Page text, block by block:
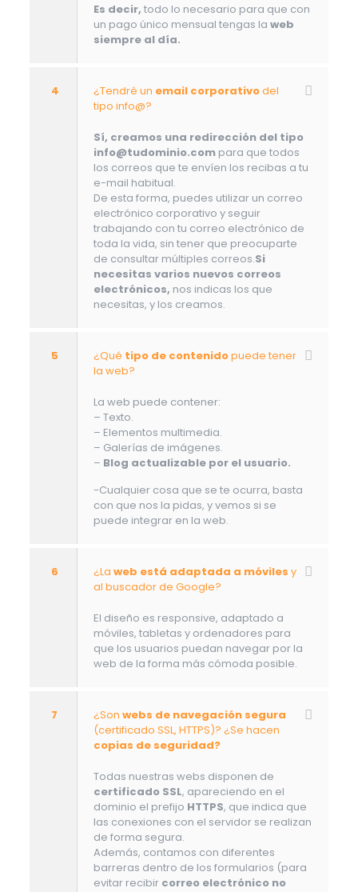
Es decir, todo lo necesario para que con
un pago único mensual tengas la web
siempre al día.
4 ¿Tendré un email corporativodel
tipo info@?
Sí, creamos una redirección del tipo
info@tudominio.compara que todos
los correos que te envíen los recibas a tu
e-mail habitual.
De esta forma, puedes utilizar un correo
electrónico corporativo y seguir
trabajando con tu correo electrónico de
toda la vida, sin tener que preocuparte
de consultar múltiples correos.Si
necesitas varios nuevos correos
electrónicos, nos indicas los que
necesitas, y los creamos.
5 ¿Qué tipo de contenidopuede tener
la web?
La web puede contener:
– Texto.
– Elementos multimedia.
– Galerías de imágenes.
– Blog actualizable por el usuario.
-Cualquier cosa que se te ocurra, basta
con que nos la pidas, y vemos si se
puede integrar en la web.
6 ¿La web está adaptada a móviles y
al buscador de Google?
El diseño es responsive, adaptado a
móviles, tabletas y ordenadores para
que los usuarios puedan navegar por la
web de la forma más cómoda posible.
7 ¿Son webs de navegación segura
(certificado SSL, HTTPS)? ¿Se hacen
copias de seguridad?
Todas nuestras webs disponen de
certificado SSL, apareciendo en el
dominio el prefijo HTTPS, que indica que
las conexiones con el servidor se realizan
de forma segura.
Además, contamos con diferentes
barreras dentro de los formularios (para
evitar recibir correo electrónico no